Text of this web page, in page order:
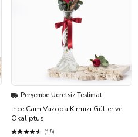
Perşembe Ücretsiz Teslimat
İnce Cam Vazoda Kırmızı Güller ve
Okaliptus
(15)